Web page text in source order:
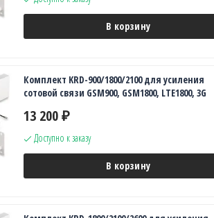
В корзину
Комплект KRD-900/1800/2100 для усиления
сотовой связи GSM900, GSM1800, LTE1800, 3G
13 200 ₽
Доступно к заказу
В корзину